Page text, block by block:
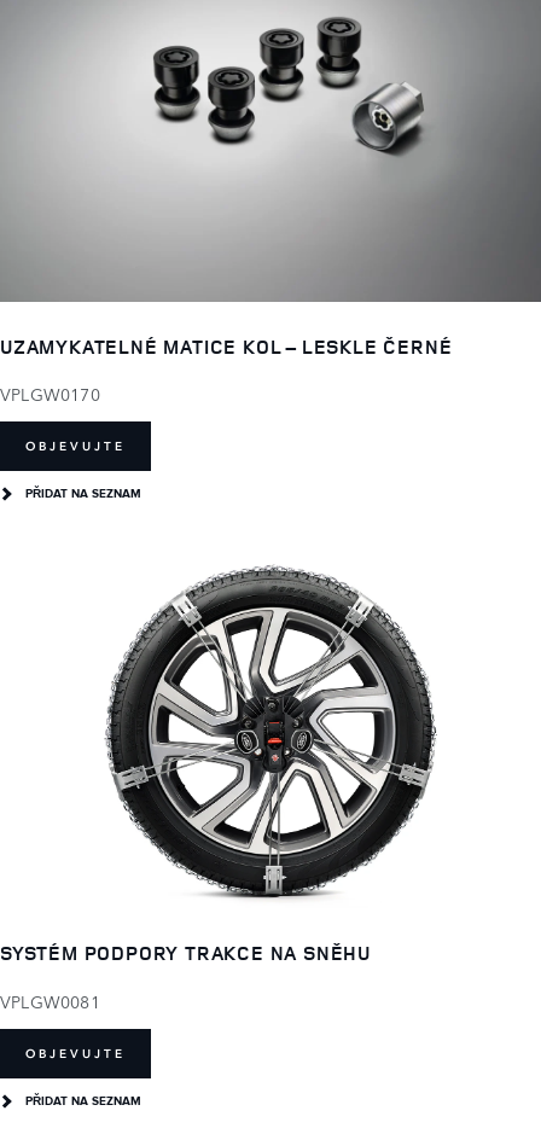
UZAMYKATELNÉ MATICE KOL – LESKLE ČERNÉ
VPLGW0170
OBJEVUJTE
PŘIDAT NA SEZNAM
SYSTÉM PODPORY TRAKCE NA SNĚHU
VPLGW0081
OBJEVUJTE
PŘIDAT NA SEZNAM